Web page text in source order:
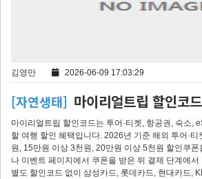
김영만 2026-06-09 17:03:29
[자연생태] 마이리얼트립 할인코드
마이리얼트립 할인코드는 투어·티켓, 항공권, 숙소,
할 여행 할인 혜택입니다. 2026년 기준 해외 투어·티
원, 15만원 이상 3천원, 20만원 이상 5천원 할인쿠폰
나 이벤트 페이지에서 쿠폰을 받은 뒤 결제 단계에
별도 할인코드 없이 삼성카드, 롯데카드, 현대카드,